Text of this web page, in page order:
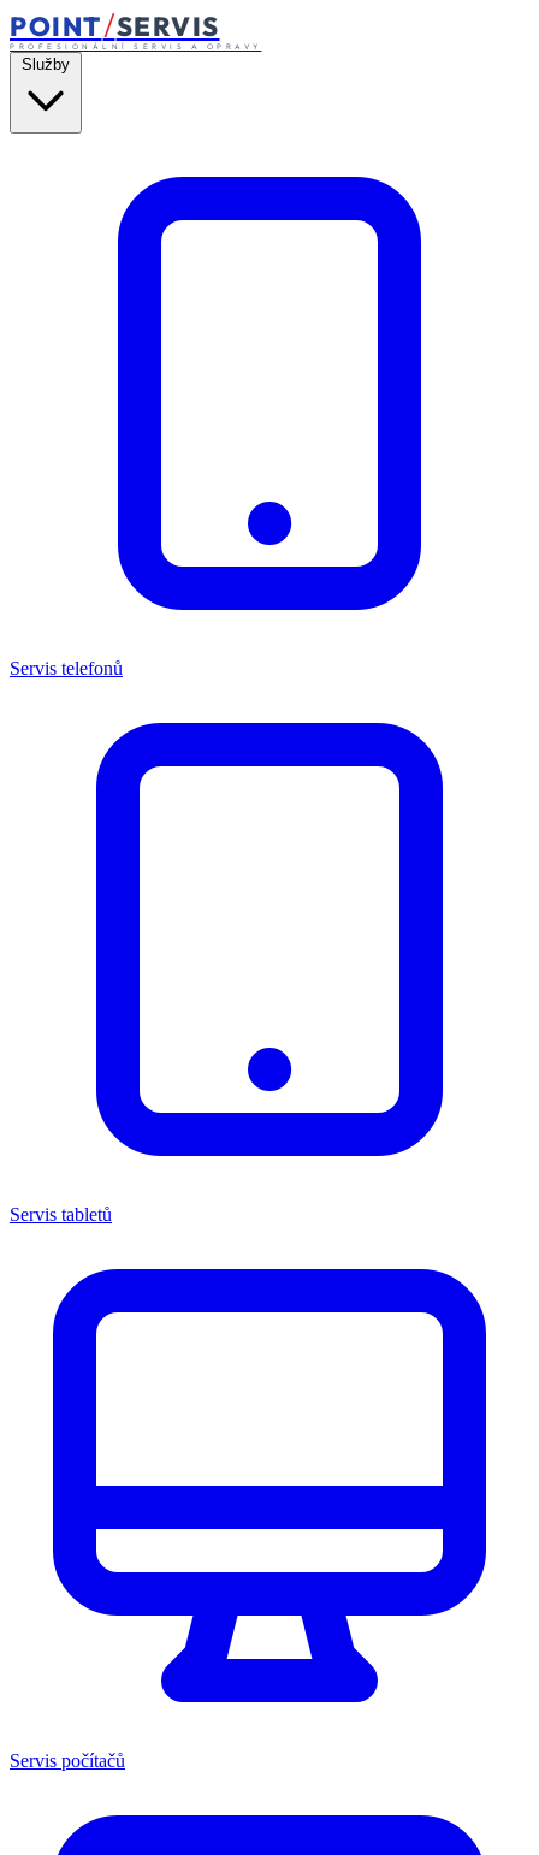
POINT/SERVIS
PROFESIONÁLNÍ SERVIS A OPRAVY
Služby
Servis telefonů
Servis tabletů
Servis počítačů